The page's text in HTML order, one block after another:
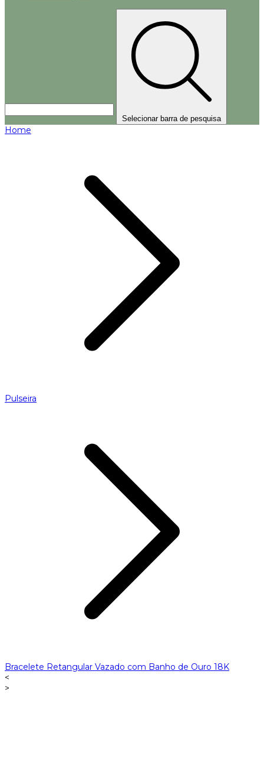
Selecionar barra de pesquisa
Home
Pulseira
Bracelete Retangular Vazado com Banho de Ouro 18K
<
>